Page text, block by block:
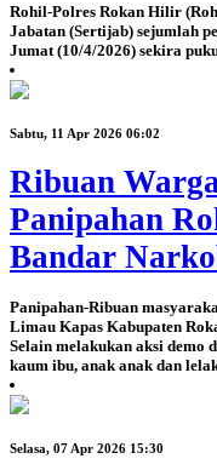
Rohil-Polres Rokan Hilir
Jabatan (Sertijab) sejumlah
Jumat (10/4/2026) sekira
Sabtu, 11 Apr 2026 06:02
Ribuan
Panipahan
Bandar
Panipahan-Ribuan
Limau Kapas Kabupaten
Selain melakukan aksi demo
kaum ibu, anak anak dan
Selasa, 07 Apr 2026 15:30